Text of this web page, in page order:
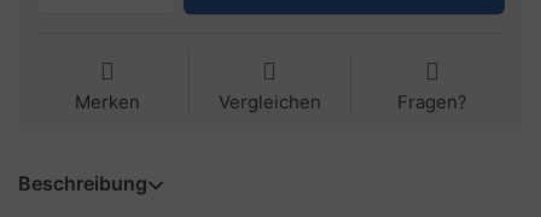
Merken Vergleichen Fragen?
Beschreibung